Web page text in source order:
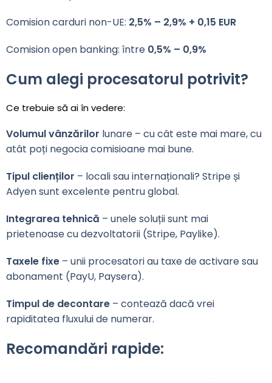
Comision carduri non-UE: 2,5% – 2,9% + 0,15 EUR
Comision open banking: între 0,5% – 0,9%
Cum alegi procesatorul potrivit?
Ce trebuie să ai în vedere:
Volumul vânzărilor lunare – cu cât este mai mare, cu
atât poți negocia comisioane mai bune.
Tipul clienților – locali sau internaționali? Stripe și
Adyen sunt excelente pentru global.
Integrarea tehnică – unele soluții sunt mai
prietenoase cu dezvoltatorii (Stripe, Paylike).
Taxele fixe – unii procesatori au taxe de activare sau
abonament (PayU, Paysera).
Timpul de decontare – contează dacă vrei
rapiditatea fluxului de numerar.
Recomandări rapide: